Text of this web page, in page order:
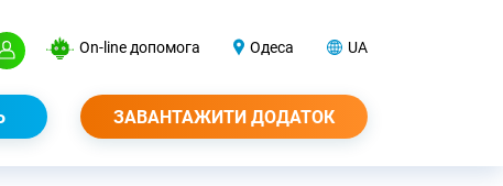
On-line допомога Одеса UA
ЗАВАНТАЖИТИ ДОДАТОК